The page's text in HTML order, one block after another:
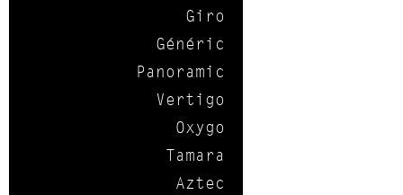
Giro
Généric
Panoramic
Vertigo
Oxygo
Tamara
Aztec